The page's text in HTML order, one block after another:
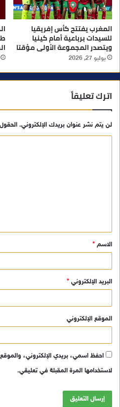
المغرب يفتتح كأس إفريقيا
للسيدات برباعية أمام كينيا
ويتصدر المجموعة الأولى مؤقتا
يوليو 27, 2026
اترك تعليقاً
لن يتم نشر عنوان بريدك الإلكتروني. الحقول
ق
*
الاسم *
البريد الإلكتروني *
الموقع الإلكتروني
احفظ اسمي، بريدي الإلكتروني،
لاستخدامها المرة المقبلة في تعليقي.